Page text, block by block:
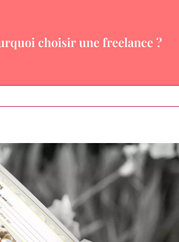
choisir une freelance ?